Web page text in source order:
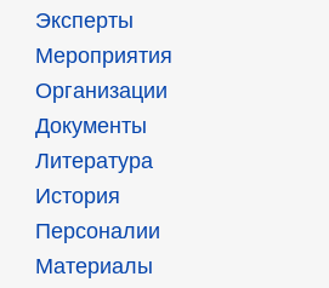
Эксперты
Мероприятия
Организации
Документы
Литература
История
Персоналии
Материалы